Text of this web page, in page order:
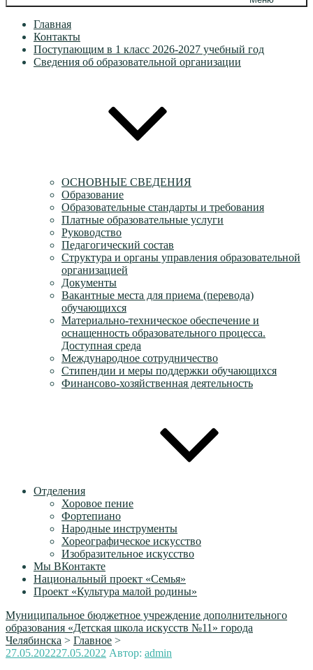
Главная
Контакты
Поступающим в 1 класс 2026-2027 учебный год
Сведения об образовательной организации
ОСНОВНЫЕ СВЕДЕНИЯ
Образование
Образовательные стандарты и требования
Платные образовательные услуги
Руководство
Педагогический состав
Структура и органы управления образовательной
организацией
Документы
Вакантные места для приема (перевода)
обучающихся
Материально-техническое обеспечение и
оснащенность образовательного процесса.
Доступная среда
Международное сотрудничество
Стипендии и меры поддержки обучающихся
Финансово-хозяйственная деятельность
Отделения
Хоровое пение
Фортепиано
Народные инструменты
Хореографическое искусство
Изобразительное искусство
Мы ВКонтакте
Национальный проект «Семья»
Проект «Культура малой родины»
Муниципальное бюджетное учреждение дополнительного
образования «Детская школа искусств №11» города
Челябинска > Главное >
Опубликовано
27.05.202227.05.2022 Автор: admin